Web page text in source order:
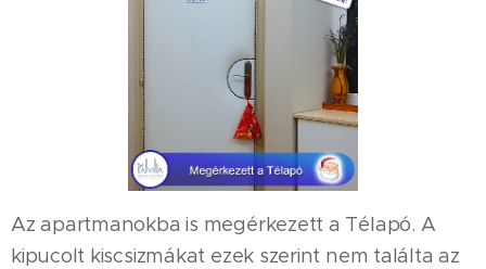
Az apartmanokba is megérkezett a Télapó. A
kipucolt kiscsizmákat ezek szerint nem találta az